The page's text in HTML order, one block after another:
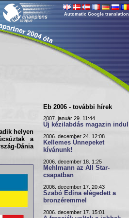
Automatic Google translation
helyen
a
Dánia
Eb 2006 - további hírek
2007. január 29. 11:44
Új kézilabdás magazin indul
2006. december 24. 12:08
Kellemes Ünnepeket
kívánunk!
2006. december 18. 1:25
Mehlmann az All Star-
csapatban
2006. december 17. 20:43
Szabó Edina elégedett a
bronzéremmel
2006. december 17. 15:01